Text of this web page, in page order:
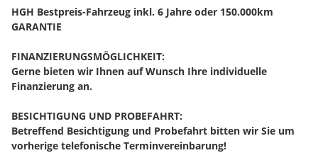
HGH Bestpreis-Fahrzeug inkl. 6 Jahre oder 150.000km
GARANTIE
FINANZIERUNGSMÖGLICHKEIT:
Gerne bieten wir Ihnen auf Wunsch Ihre individuelle
Finanzierung an.
BESICHTIGUNG UND PROBEFAHRT:
Betreffend Besichtigung und Probefahrt bitten wir Sie um
vorherige telefonische Terminvereinbarung!